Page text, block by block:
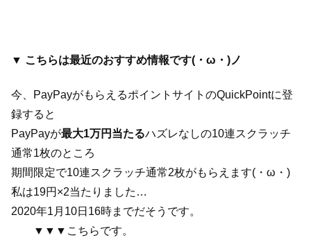
▼ こちらは最近のおすすめ情報です(・ω・)ノ
今、PayPayがもらえるポイントサイトのQuickPointに登
録すると
PayPayが最大1万円当たるハズレなしの10連スクラッチ
通常1枚のところ
期間限定で10連スクラッチ通常2枚がもらえます(・ω・)
私は19円×2当たりました…
2020年1月10日16時までだそうです。
▼▼▼こちらです。